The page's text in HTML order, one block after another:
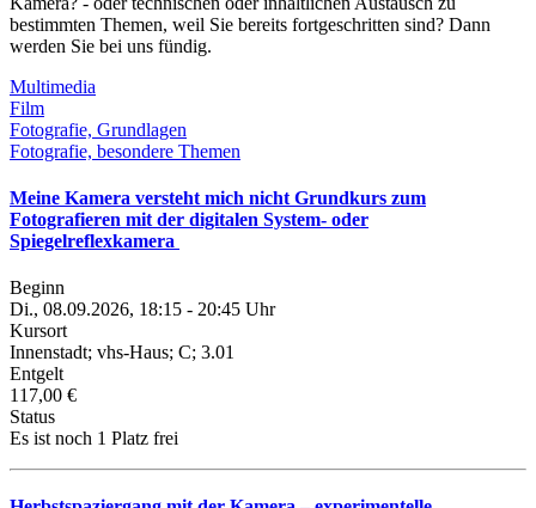
bestimmten Themen, weil Sie bereits fortgeschritten sind? Dann
werden Sie bei uns fündig.
Multimedia
Film
Fotografie, Grundlagen
Fotografie, besondere Themen
Meine Kamera versteht mich nicht Grundkurs zum
Fotografieren mit der digitalen System- oder
Spiegelreflexkamera
Beginn
Di., 08.09.2026, 18:15 - 20:45 Uhr
Kursort
Innenstadt; vhs-Haus; C; 3.01
Entgelt
117,00 €
Status
Es ist noch 1 Platz frei